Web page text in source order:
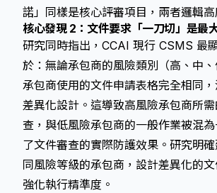
諾」同樣是核心評審項目，兩者邏輯高
核心發現 2：文件要求「一刀切」是最
研究同時指出，CCAI 現行 CSMS 最
於：無論承包商的風險類別（高、中
承包商使用的文件申請表格完全相同
差異化設計。這導致高風險承包商所
查，與低風險承包商的一般作業被混
了文件審查的實際防護效果。研究明
同風險等級的承包商，設計差異化的
強化執行精準度。